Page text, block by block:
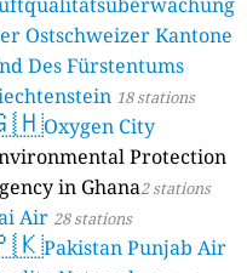
Ostschweizer Kantone
Des Fürstentums
18 stations
Oxygen City
Protection
in Ghana2 stations
Air 28 stations
Pakistan Punjab Air